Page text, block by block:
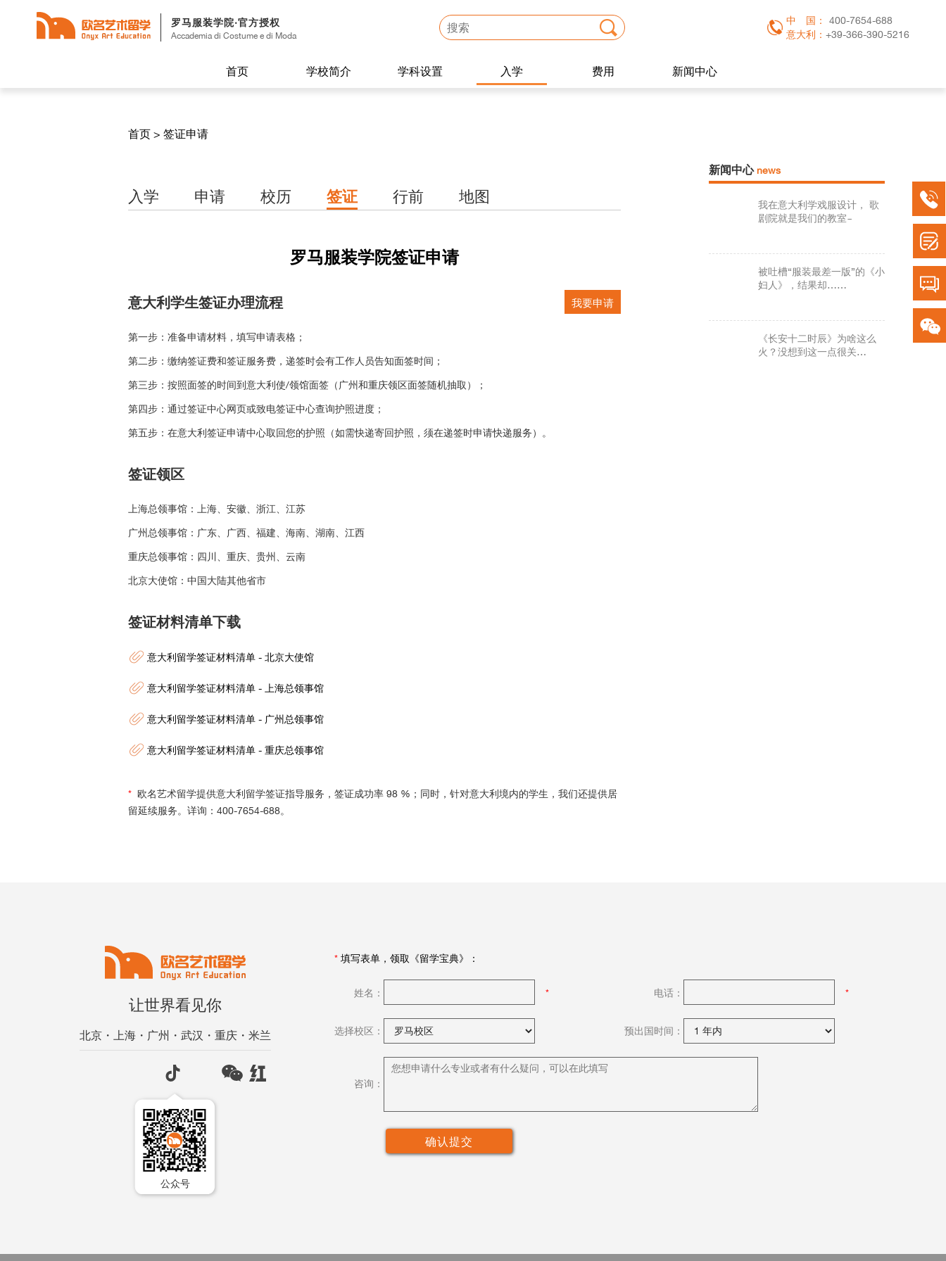
罗马服装学院·官方授权
Accademia di Costume e di Moda
中 国：
400-7654-688
意大利： +39-366-390-5216
首页 学校简介 学科设置 入学 费用 新闻中心
首页 > 签证申请
入学 申请 校历 签证 行前 地图
罗马服装学院签证申请
意大利学生签证办理流程 我要申请
第一步：准备申请材料，填写申请表格；
第二步：缴纳签证费和签证服务费，递签时会有工作人员告知面签时间；
第三步：按照面签的时间到意大利使/领馆面签（广州和重庆领区面签随机抽取）；
第四步：通过签证中心网页或致电签证中心查询护照进度；
第五步：在意大利签证申请中心取回您的护照（如需快递寄回护照，须在递签时申请快递服务）。
签证领区
上海总领事馆：上海、安徽、浙江、江苏
广州总领事馆：广东、广西、福建、海南、湖南、江西
重庆总领事馆：四川、重庆、贵州、云南
北京大使馆：中国大陆其他省市
签证材料清单下载
意大利留学签证材料清单 - 北京大使馆
意大利留学签证材料清单 - 上海总领事馆
意大利留学签证材料清单 - 广州总领事馆
意大利留学签证材料清单 - 重庆总领事馆
* 欧名艺术留学提供意大利留学签证指导服务，签证成功率 98 %；同时，针对意大利境内的学生，我们还提供居
留延续服务。详询：400-7654-688。
新闻中心news
我在意大利学戏服设计， 歌
剧院就是我们的教室~
被吐槽“服装最差一版”的《小
妇人》，结果却……
《长安十二时辰》为啥这么
火？没想到这一点很关
让世界看见你
北京・上海・广州・武汉・重庆・米兰
公众号
*填写表单，领取《留学宝典》：
姓名： 电话：
选择校区： 预出国时间：
咨询：